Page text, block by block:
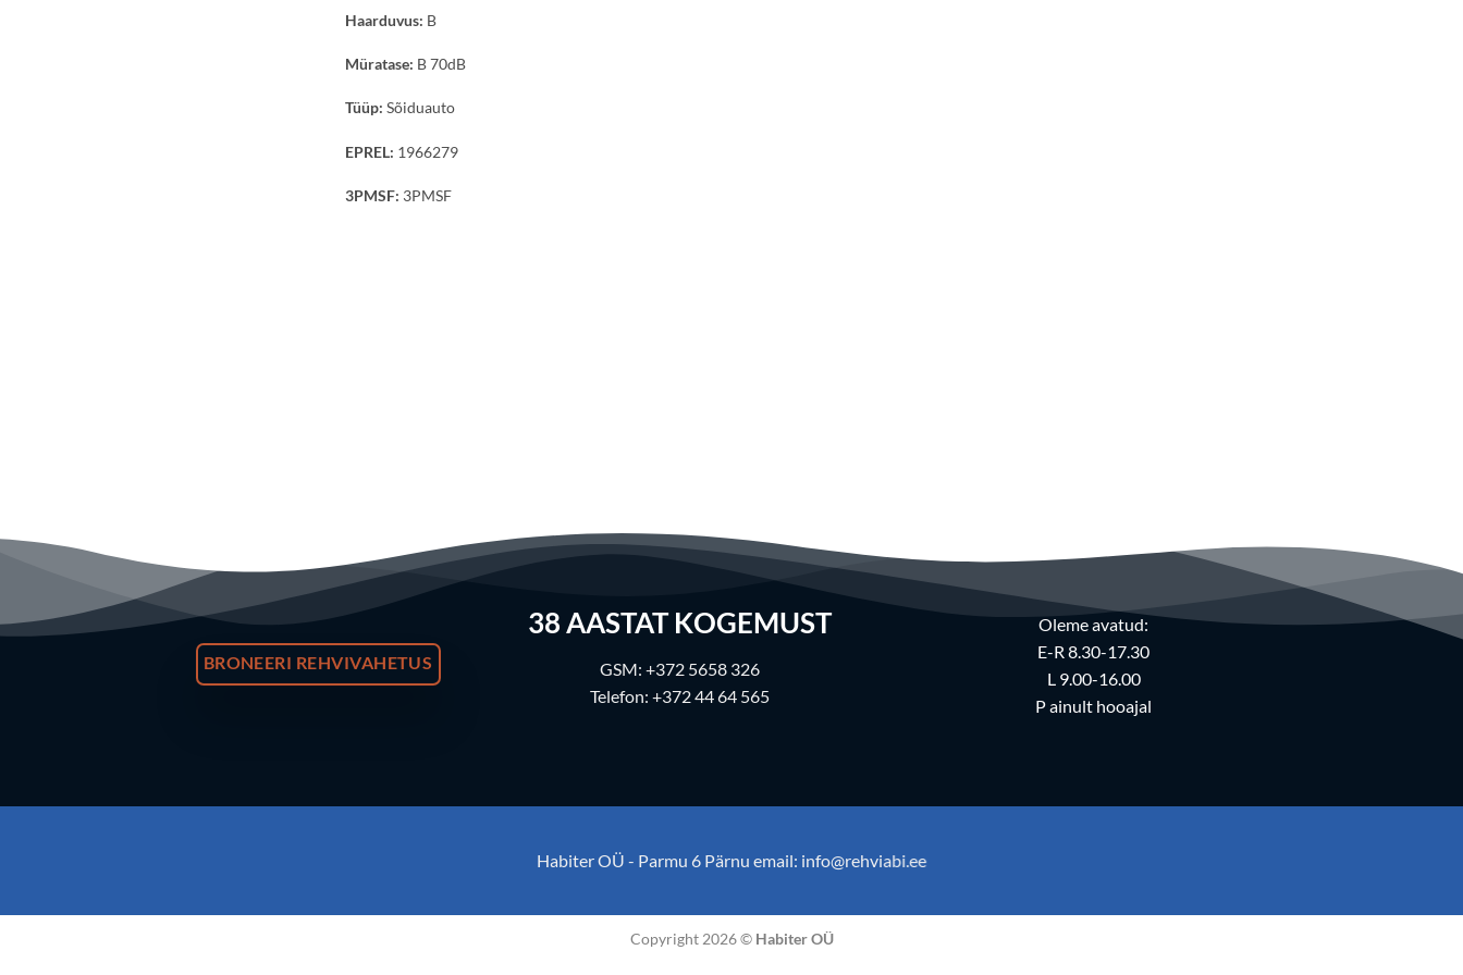
Haarduvus: B
Müratase: B 70dB
Tüüp: Sõiduauto
EPREL: 1966279
3PMSF: 3PMSF
BRONEERI REHVIVAHETUS
38 AASTAT KOGEMUST
GSM: +372 5658 326
Telefon: +372 44 64 565
Oleme avatud:
E-R 8.30-17.30
L 9.00-16.00
P ainult hooajal
Habiter OÜ - Parmu 6 Pärnu email: info@rehviabi.ee
Copyright 2026 © Habiter OÜ